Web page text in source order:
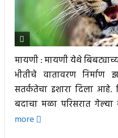
मायणी : मायणी येथे
भीतीचे वातावरण
सतर्कतेचा इशारा दिला आहे.
बदाचा मळा परिसरात गेल्या
more